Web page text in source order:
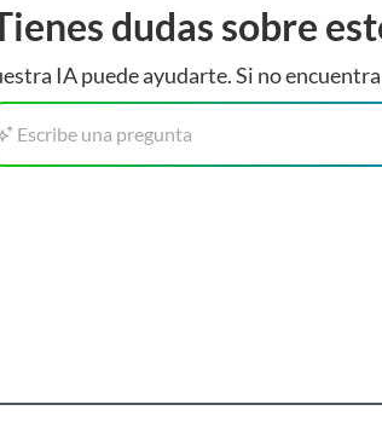
dudas sobre
IA puede ayudarte. Si no
Escribe una pregunta